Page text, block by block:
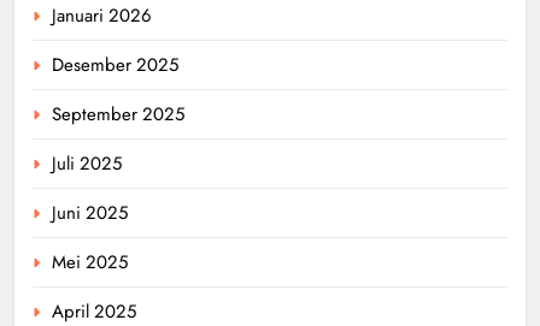
Januari 2026
Desember 2025
September 2025
Juli 2025
Juni 2025
Mei 2025
April 2025